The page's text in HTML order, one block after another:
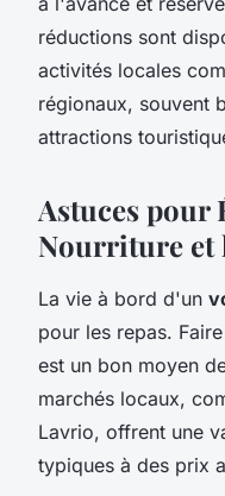
réductions sont
activités locales
régionaux, souvent
attractions
Astuces pour
Nourriture et
La vie à bord d'un
pour les repas.
est un bon moyen
marchés locaux,
Lavrio, offrent une
typiques à des prix